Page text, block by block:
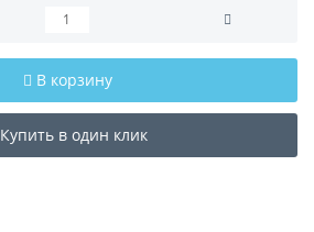
В корзину
Купить в один клик